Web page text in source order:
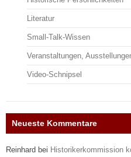
Literatur
Small-Talk-Wissen
Veranstaltungen,
Video-Schnipsel
Neueste Kommentare
Reinhard bei Historikerkommission